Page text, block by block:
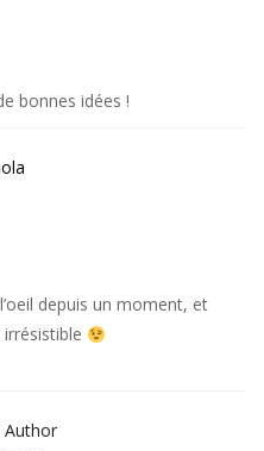
bonnes idées !
depuis un moment, et
Author